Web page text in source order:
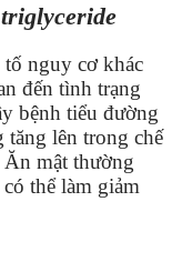
tố nguy cơ khác
đến tình trạng
bệnh tiểu đường
lên trong chế
Ăn mật thường
thể làm giảm